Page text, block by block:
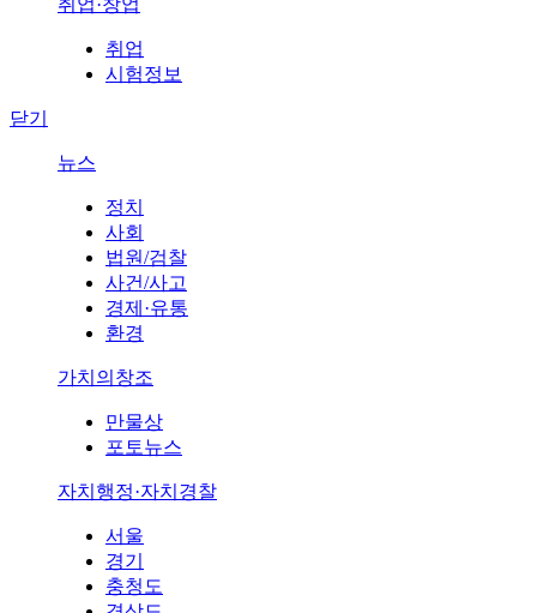
취업
시험정보
닫기
뉴스
정치
사회
법원/검찰
사건/사고
경제·유통
환경
가치의창조
만물상
포토뉴스
자치행정·자치경찰
서울
경기
충청도